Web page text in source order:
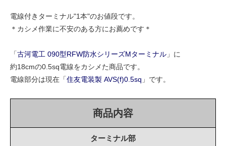
電線付きターミナル"1本"のお値段です。
＊カシメ作業に不安のある方にお薦めです＊
「古河電工 090型RFW防水シリーズMターミナル 」に
約18cmの0.5sq電線をカシメた商品です。
電線部分は現在「住友電装製 AVS(f)0.5sq 」です。
商品内容
ターミナル部